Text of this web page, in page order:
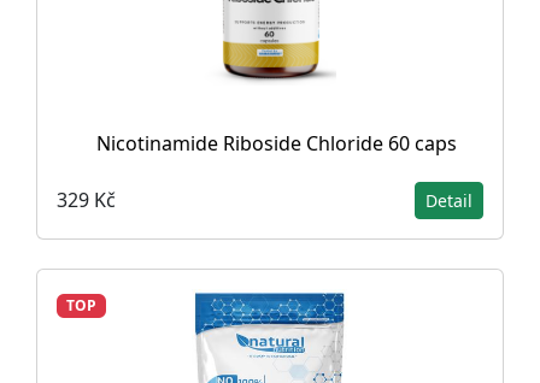
Nicotinamide Riboside Chloride 60 caps
329 Kč Detail
TOP